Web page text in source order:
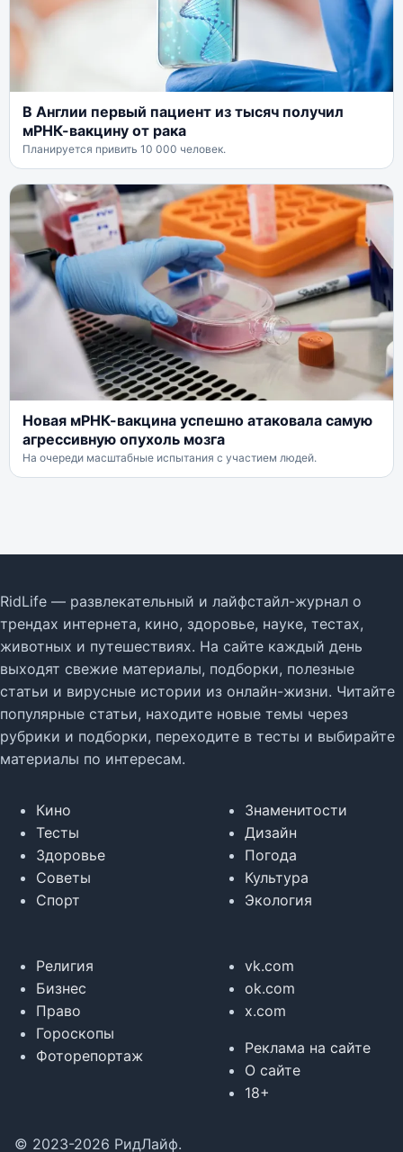
В Англии первый пациент из тысяч получил
мРНК-вакцину от рака
Планируется привить 10 000 человек.
Новая мРНК-вакцина успешно атаковала самую
агрессивную опухоль мозга
На очереди масштабные испытания с участием людей.
RidLife — развлекательный и лайфстайл-журнал о
трендах интернета, кино, здоровье, науке, тестах,
животных и путешествиях. На сайте каждый день
выходят свежие материалы, подборки, полезные
статьи и вирусные истории из онлайн-жизни. Читайте
популярные статьи, находите новые темы через
рубрики и подборки, переходите в тесты и выбирайте
материалы по интересам.
Кино
Тесты
Здоровье
Советы
Спорт
Знаменитости
Дизайн
Погода
Культура
Экология
Религия
Бизнес
Право
Гороскопы
Фоторепортаж
vk.com
ok.com
x.com
Реклама на сайте
О сайте
18+
© 2023-2026 РидЛайф.